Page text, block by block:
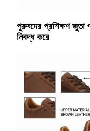
পুরুষদের প্রশিক্ষণ জুতা
নিবদ্ধ করে